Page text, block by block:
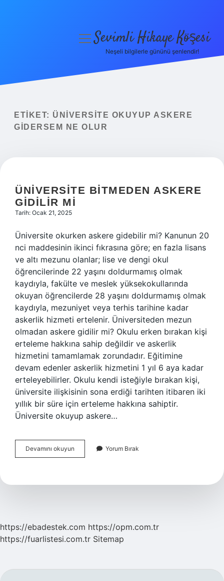
Yasal Uyarı
menüyüSevimli Hikaye Köşesi
Neşeli bilgilerle gününü şenlendir!
ETIKET: ÜNIVERSITE OKUYUP ASKERE
GIDERSEM NE OLUR
ÜNIVERSITE BITMEDEN ASKERE
GIDILIR MI
Tarih: Ocak 21, 2025
Üniversite okurken askere gidebilir mi? Kanunun 20
nci maddesinin ikinci fıkrasına göre; en fazla lisans
ve altı mezunu olanlar; lise ve dengi okul
öğrencilerinde 22 yaşını doldurmamış olmak
kaydıyla, fakülte ve meslek yüksekokullarında
okuyan öğrencilerde 28 yaşını doldurmamış olmak
kaydıyla, mezuniyet veya terhis tarihine kadar
askerlik hizmeti ertelenir. Üniversiteden mezun
olmadan askere gidilir mi? Okulu erken bırakan kişi
erteleme hakkına sahip değildir ve askerlik
hizmetini tamamlamak zorundadır. Eğitimine
devam edenler askerlik hizmetini 1 yıl 6 aya kadar
erteleyebilirler. Okulu kendi isteğiyle bırakan kişi,
üniversite ilişkisinin sona erdiği tarihten itibaren iki
yıllık bir süre için erteleme hakkına sahiptir.
Üniversite okuyup askere…
Devamını okuyun Üniversite
Bitmeden
Mi
Yorum Bırak
https://ebadestek.com https://opm.com.tr
https://fuarlistesi.com.tr Sitemap